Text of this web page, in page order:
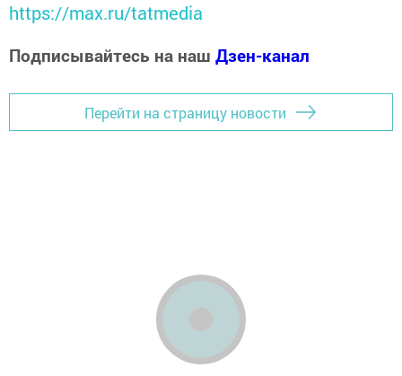
https://max.ru/tatmedia
Подписывайтесь на наш Дзен-канал
Перейти на страницу новости